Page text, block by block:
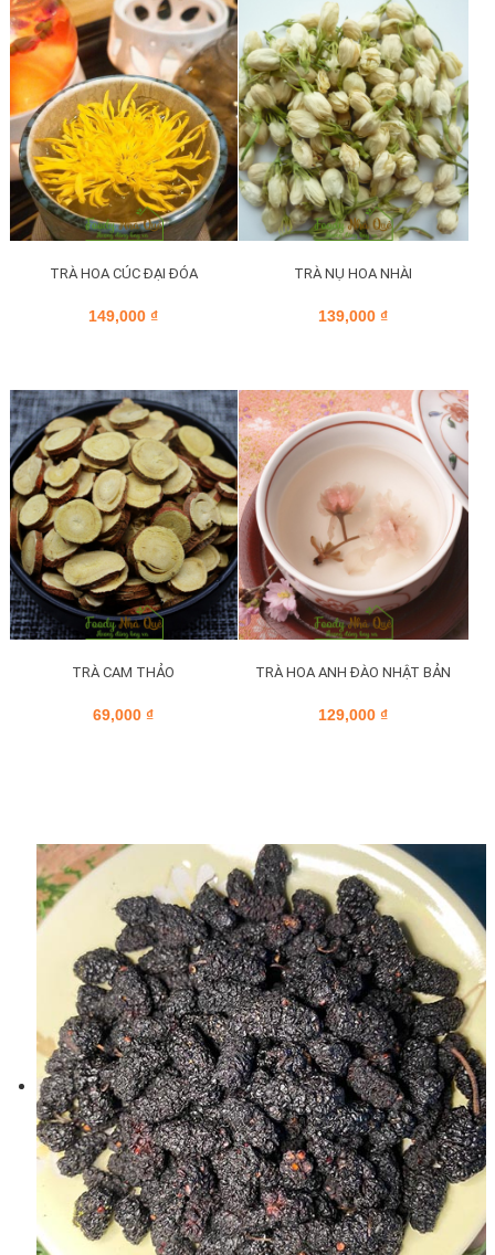
TRÀ HOA CÚC ĐẠI ĐÓA
149,000₫
TRÀ NỤ HOA NHÀI
139,000 ₫
TRÀ CAM THẢO
69,000₫
TRÀ HOA ANH ĐÀO NHẬT BẢN
129,000 ₫